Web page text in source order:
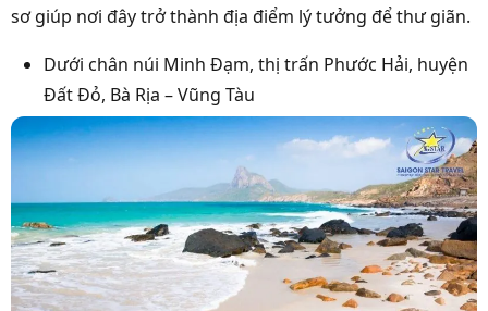
sơ giúp nơi đây trở thành địa điểm lý tưởng để thư giãn.
Dưới chân núi Minh Đạm, thị trấn Phước Hải, huyện
Đất Đỏ, Bà Rịa – Vũng Tàu